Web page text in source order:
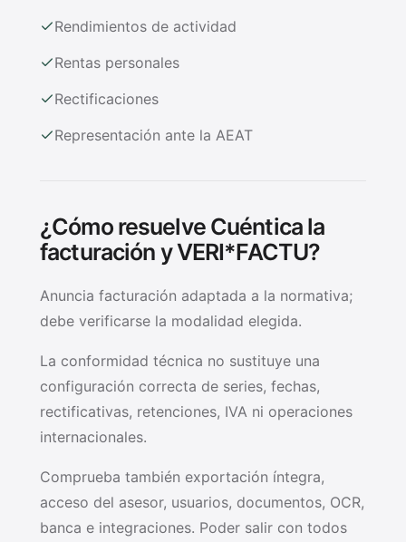
Rendimientos de actividad
Rentas personales
Rectificaciones
Representación ante la AEAT
¿Cómo resuelve Cuéntica la
facturación y VERI*FACTU?
Anuncia facturación adaptada a la normativa;
debe verificarse la modalidad elegida.
La conformidad técnica no sustituye una
configuración correcta de series, fechas,
rectificativas, retenciones, IVA ni operaciones
internacionales.
Comprueba también exportación íntegra,
acceso del asesor, usuarios, documentos, OCR,
banca e integraciones. Poder salir con todos